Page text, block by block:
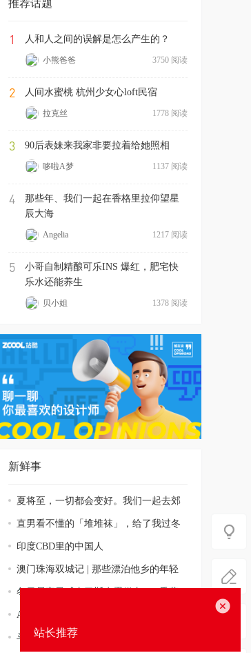
推荐话题
1 人和人之间的误解是怎么产生的？
3750 阅读
小熊爸爸
2 人间水蜜桃 杭州少女心loft民宿
1778 阅读
拉克丝
3 90后表妹来我家非要拉着给她照相
1137 阅读
哆啦A梦
4
那些年、我们一起在香格里拉仰望星
辰大海
1217 阅读
Angelia
5
小哥自制精酿可乐INS 爆红，肥宅快
乐水还能养生
1378 阅读
贝小姐
新鲜事
夏将至，一切都会变好。我们一起去郊
游！直男看不懂的「堆堆袜」，给了我过冬
的勇气
印度CBD里的中国人
澳门珠海双城记 | 那些漂泊他乡的年轻
人冬日居家灵感丨巴斯克蛋糕丨DIY香薰
蜡烛丨S
A站视频-热爱105°C的你
斗鱼视频-周二珂《告白气球》
站长推荐